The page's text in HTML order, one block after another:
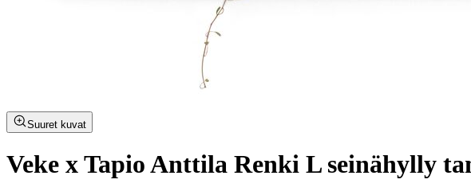
Suuret kuvat
Veke x Tapio Anttila Renki L seinähylly